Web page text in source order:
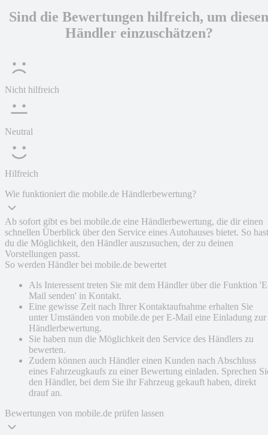
Sind die Bewertungen hilfreich, um diesen
Händler einzuschätzen?
Nicht hilfreich
Neutral
Hilfreich
Wie funktioniert die mobile.de Händlerbewertung?
Ab sofort gibt es bei mobile.de eine Händlerbewertung, die dir einen
schnellen Überblick über den Service eines Autohauses bietet. So hast
du die Möglichkeit, den Händler auszusuchen, der zu deinen
Vorstellungen passt.
So werden Händler bei mobile.de bewertet
Als Interessent treten Sie mit dem Händler über die Funktion
Mail senden' in Kontakt.
Eine gewisse Zeit nach Ihrer Kontaktaufnahme erhalten Sie
unter Umständen von mobile.de per E-Mail eine Einladung zur
Händlerbewertung.
Sie haben nun die Möglichkeit den Service des Händlers zu
bewerten.
Zudem können auch Händler einen Kunden nach Abschluss
eines Fahrzeugkaufs zu einer Bewertung einladen. Sprechen
den Händler, bei dem Sie ihr Fahrzeug gekauft haben, direkt
drauf an.
Bewertungen von mobile.de prüfen lassen